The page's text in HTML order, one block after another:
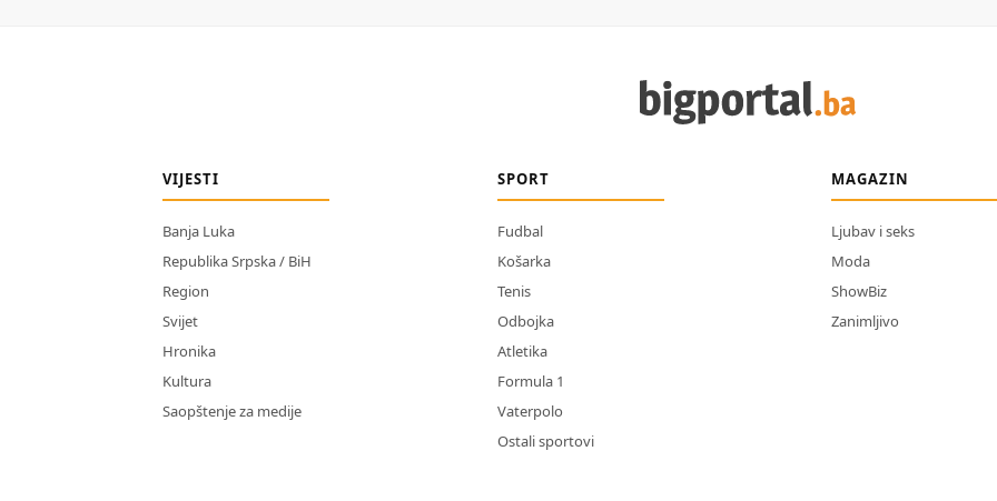
VIJESTI
Banja Luka
Republika Srpska / BiH
Region
Svijet
Hronika
Kultura
Saopštenje za medije
SPORT
Fudbal
Košarka
Tenis
Odbojka
Atletika
Formula 1
Vaterpolo
Ostali sportovi
MAGAZIN
Ljubav i seks
Moda
ShowBiz
Zanimljivo